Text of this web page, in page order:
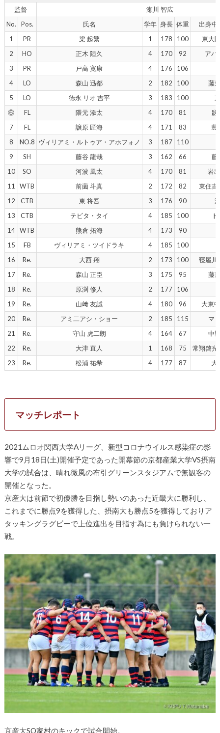
監督
瀬川 智広
No.
Pos. 氏名 学年 身長 体重
出身
1
PR 梁 起繁 1 178 100
東大
2
HO 正木 陸久 4 170 92
アパ
3
PR 戸高 寛康 4 176
106
4
LO 森山 迅都 2 182 100
藤
5
LO 徳永 リオ 吉平 3 183 100
⑥
FL 隈元 添太 4 170 81
7
FL 譲原 匠海 4 171 83
豊
8
NO.8 ヴィリアミ・ルトゥア・アホフォノ 3 187 110
9
SH 藤谷 龍哉 3 162 66
藤
10
SO 河波 風太 4 170 81
岩
11
WTB 前薗 斗真 2 172 82
東住
12
CTB 東 将吾 3 176 90
13
CTB テビタ・タイ 4 185 100
14 WTB 熊倉 拓海 4 173 90
15
FB ヴィリアミ・ツイドラキ 4 185 100
16
Re. 大西 翔 2 173 100
寝屋
17
Re. 森山 正臣 3 175 95
藤
18
Re. 原渕 修人 2 177
106
19
Re. 山﨑 友誠 4 180 96
大東
20
Re. アミ二アシ・ショー 2 185 115
マ
21
Re. 守山 虎二朗 4 164 67
中
22
Re. 大津 直人 1 168 75
常翔啓
23
Re. 松浦 祐希 4 177 87 大
マッチレポート
2021ムロオ関西大学Aリーグ、新型コロナウイルス感染症の影
響で9月18日(土)開催予定であった開幕節の京都産業大学VS摂南
大学の試合は、晴れ微風の布引グリーンスタジアムで無観客の
開催となった。
京産大は前節で初優勝を目指し勢いのあった近畿大に勝利し、
これまでに勝点9を獲得した、摂南大も勝点5を獲得しておりア
タッキングラグビーで上位進出を目指す為にも負けられない一
戦。
京産大SO家村のキックで試合開始。